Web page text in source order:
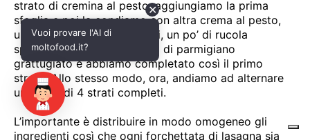
✕
Vuoi provare l'AI di
moltofood.it?